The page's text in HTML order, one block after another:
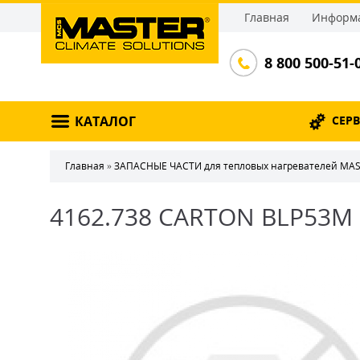
Главная
8 800 500-51-
КАТАЛОГ
Главная »ЗАПАСНЫЕ ЧАСТИ для тепловых нагревателей
4162.738 CARTON BLP53M